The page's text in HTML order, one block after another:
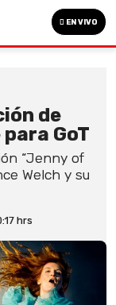
EN VIVO
de
GoT
“Jenny of
Welch y su
hrs